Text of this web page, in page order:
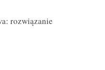
rozwiązanie